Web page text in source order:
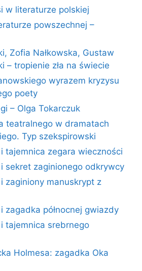
w literaturze polskiej
powszechnej –
Zofia Nałkowska, Gustaw
– tropienie zła na świecie
wyrazem kryzysu
poety
– Olga Tokarczuk
teatralnego w dramatach
Typ szekspirowski
tajemnica zegara wieczności
sekret zaginionego odkrywcy
zaginiony manuskrypt z
zagadka północnej gwiazdy
tajemnica srebrnego
Holmesa: zagadka Oka